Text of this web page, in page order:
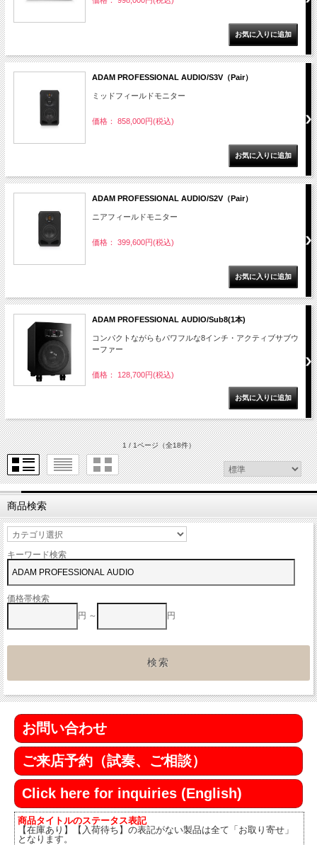
ADAM PROFESSIONAL AUDIO/S3V（Pair）
ミッドフィールドモニター
価格： 858,000円(税込)
ADAM PROFESSIONAL AUDIO/S2V（Pair）
ニアフィールドモニター
価格： 399,600円(税込)
ADAM PROFESSIONAL AUDIO/Sub8(1本)
コンパクトながらもパワフルな8インチ・アクティブサブウ
ーファー
価格： 128,700円(税込)
1 / 1ページ（全18件）
商品検索
キーワード検索
価格帯検索
円 ～
円
お問い合わせ
ご来店予約（試奏、ご相談）
Click here for inquiries (English)
商品タイトルのステータス表記
【在庫あり】【入荷待ち】の表記がない製品は全て「お取り寄せ」
となります。